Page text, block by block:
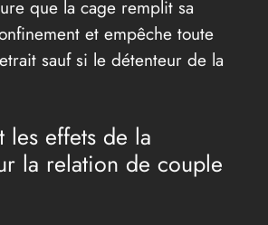
que la cage remplit sa
et empêche toute
sauf si le détenteur de la
les effets de la
la relation de couple